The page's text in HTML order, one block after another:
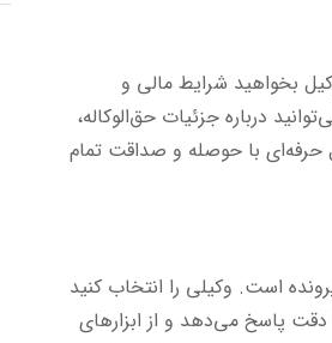
بخواهید شرایط مالی و
درباره جزئیات حق‌الوکاله،
حرفه‌ای با حوصله و صداقت تمام
است. وکیلی را انتخاب کنید
پاسخ می‌دهد و از ابزارهای